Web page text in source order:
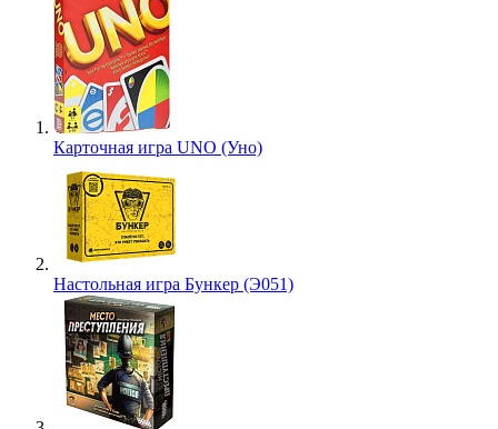
Карточная игра UNO (Уно)
Настольная игра Бункер (Э051)